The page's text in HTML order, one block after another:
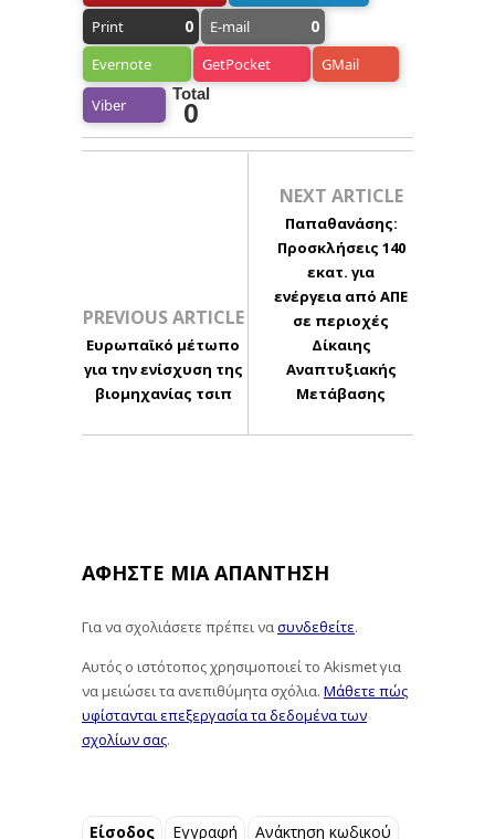
Print 0 E-mail 0
Evernote GetPocket GMail
Viber
Total
0
PREVIOUS ARTICLE
Ευρωπαϊκό μέτωπο
για την ενίσχυση της
βιομηχανίας τσιπ
NEXT ARTICLE
Παπαθανάσης:
Προσκλήσεις 140
εκατ. για
ενέργεια από ΑΠΕ
σε περιοχές
Δίκαιης
Αναπτυξιακής
Μετάβασης
ΑΦΉΣΤΕ ΜΙΑ ΑΠΆΝΤΗΣΗ
Για να σχολιάσετε πρέπει νασυνδεθείτε.
Αυτός ο ιστότοπος χρησιμοποιεί το Akismet για
να μειώσει τα ανεπιθύμητα σχόλια. Μάθετε πώς
υφίστανται επεξεργασία τα δεδομένα των
σχολίων σας.
Είσοδος Εγγραφή Ανάκτηση κωδικού